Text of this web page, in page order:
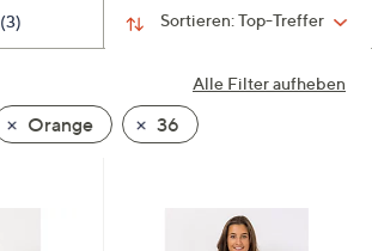
Sortieren:Top-Treffer
(3)
Alle Filter aufheben
Orange 36